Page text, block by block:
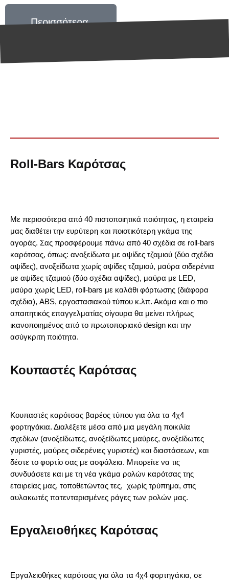
Περισσότερα
Ακόμα περισσότερα
Roll-Bars Καρότσας
Με περισσότερα από 40 πιστοποιητικά ποιότητας, η εταιρεία
μας διαθέτει την ευρύτερη και ποιοτικότερη γκάμα της
αγοράς. Σας προσφέρουμε πάνω από 40 σχέδια σε roll-bars
καρότσας, όπως: ανοξείδωτα με αψίδες τζαμιού (δύο σχέδια
αψίδες), ανοξείδωτα χωρίς αψίδες τζαμιού, μαύρα σιδερένια
με αψίδες τζαμιού (δύο σχέδια αψίδες), μαύρα με LED,
μαύρα χωρίς LED, roll-bars με καλάθι φόρτωσης (διάφορα
σχέδια), ABS, εργοστασιακού τύπου κ.λπ. Ακόμα και ο πιο
απαιτητικός επαγγελματίας σίγουρα θα μείνει πλήρως
ικανοποιημένος από το πρωτοποριακό design και την
ασύγκριτη ποιότητα.
Κουπαστές Καρότσας
Κουπαστές καρότσας βαρέος τύπου για όλα τα 4χ4
φορτηγάκια. Διαλέξετε μέσα από μια μεγάλη ποικιλία
σχεδίων (ανοξείδωτες, ανοξείδωτες μαύρες, ανοξείδωτες
γυριστές, μαύρες σιδερένιες γυριστές) και διαστάσεων, και
δέστε το φορτίο σας με ασφάλεια. Μπορείτε να τις
συνδυάσετε και με τη νέα γκάμα ρολών καρότσας της
εταιρείας μας, τοποθετώντας τες, χωρίς τρύπημα, στις
αυλακωτές πατενταρισμένες ράγες των ρολών μας.
Εργαλειοθήκες Καρότσας
Εργαλειοθήκες καρότσας για όλα τα 4χ4 φορτηγάκια, σε